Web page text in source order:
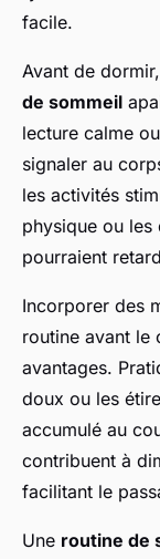
facile.
Avant de
de sommeil
lecture calme
signaler au
les activités
physique ou les
pourraient
Incorporer des
routine avant le
avantages.
doux ou les
accumulé au
contribuent à
facilitant le
Une routine de